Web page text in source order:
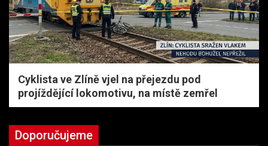
Cyklista ve Zlíně vjel na přejezdu pod
projíždějící lokomotivu, na místě zemřel
Doporučujeme